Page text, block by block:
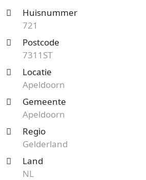
Huisnummer
721
Postcode
7311ST
Locatie
Apeldoorn
Gemeente
Apeldoorn
Regio
Gelderland
Land
NL